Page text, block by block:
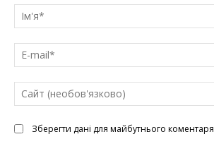
текст
Зберегти дані для майбутнього коментаря